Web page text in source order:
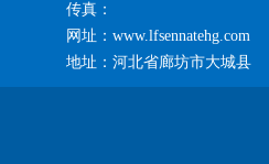
传真：
网址：www.lfsennatehg.com
地址：河北省廊坊市大城县